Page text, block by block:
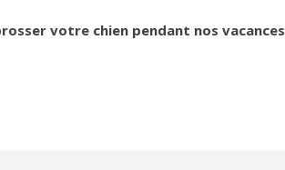
votre chien pendant nos vacances